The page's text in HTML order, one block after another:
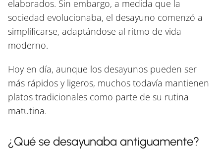
elaborados. Sin embargo, a medida que la
sociedad evolucionaba, el desayuno comenzó a
simplificarse, adaptándose al ritmo de vida
moderno.
Hoy en día, aunque los desayunos pueden ser
más rápidos y ligeros, muchos todavía mantienen
platos tradicionales como parte de su rutina
matutina.
¿Qué se desayunaba antiguamente?